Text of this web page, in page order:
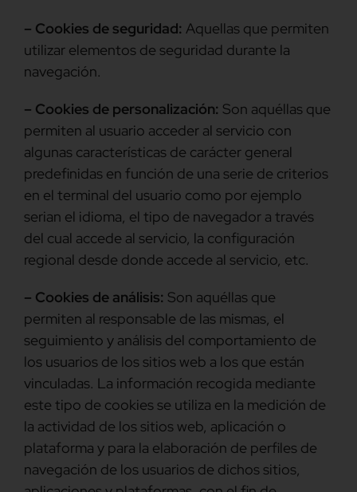
– Cookies de seguridad: Aquellas que permiten
utilizar elementos de seguridad durante la
navegación.
– Cookies de personalización: Son aquéllas que
permiten al usuario acceder al servicio con
algunas características de carácter general
predefinidas en función de una serie de criterios
en el terminal del usuario como por ejemplo
serian el idioma, el tipo de navegador a través
del cual accede al servicio, la configuración
regional desde donde accede al servicio, etc.
– Cookies de análisis: Son aquéllas que
permiten al responsable de las mismas, el
seguimiento y análisis del comportamiento de
los usuarios de los sitios web a los que están
vinculadas. La información recogida mediante
este tipo de cookies se utiliza en la medición de
la actividad de los sitios web, aplicación o
plataforma y para la elaboración de perfiles de
navegación de los usuarios de dichos sitios,